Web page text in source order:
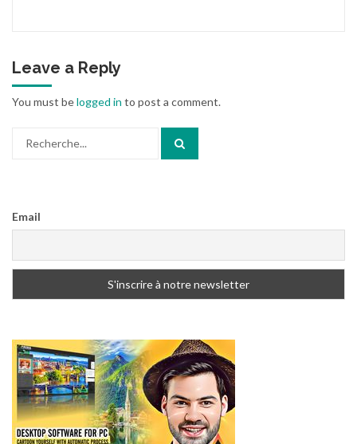
Leave a Reply
You must belogged in to post a comment.
Email